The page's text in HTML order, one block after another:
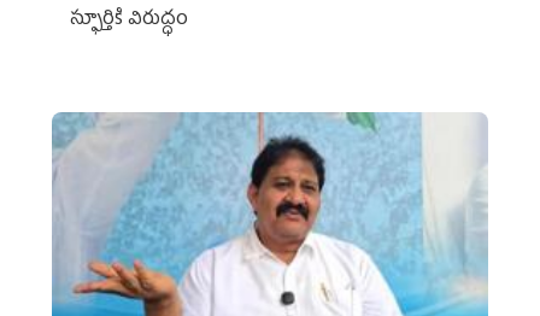
స్ఫూర్తికి విరుద్ధం